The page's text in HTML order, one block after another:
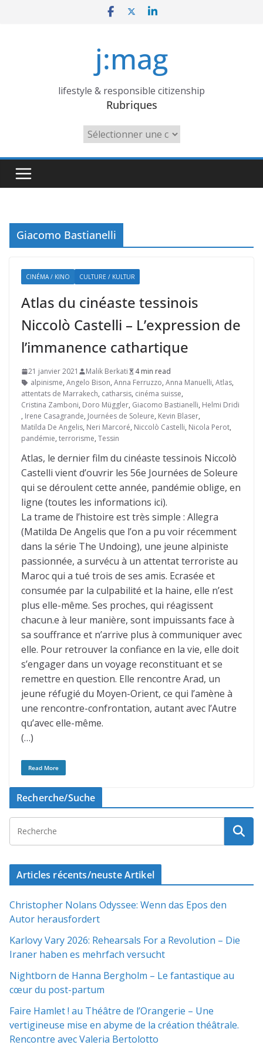
j:mag
lifestyle & responsible citizenship
Rubriques
Rubriques
Giacomo Bastianelli
CINÉMA / KINO CULTURE / KULTUR
Atlas du cinéaste tessinois
Niccolò Castelli – L’expression de
l’immanence cathartique
21 janvier 2021 Malik Berkati
4 min read
alpinisme, Angelo Bison, Anna Ferruzzo, Anna Manuelli, Atlas,
attentats de Marrakech, catharsis, cinéma suisse,
Cristina Zamboni, Doro Müggler, Giacomo Bastianelli, Helmi Dridi
, Irene Casagrande, Journées de Soleure, Kevin Blaser,
Matilda De Angelis, Neri Marcoré, Niccolò Castelli, Nicola Perot,
pandémie, terrorisme, Tessin
Atlas, le dernier film du cinéaste tessinois Niccolò
Castelli vient d’ouvrir les 56e Journées de Soleure
qui se déroulent cette année, pandémie oblige, en
ligne (toutes les informations ici).
La trame de l’histoire est très simple : Allegra
(Matilda De Angelis que l’on a pu voir récemment
dans la série The Undoing), une jeune alpiniste
passionnée, a survécu à un attentat terroriste au
Maroc qui a tué trois de ses amis. Ecrasée et
consumée par la culpabilité et la haine, elle n’est
plus elle-même. Ses proches, qui réagissent
chacun.e à leur manière, sont impuissants face à
sa souffrance et n’arrive plus à communiquer avec
elle. Pour retrouver la confiance en la vie, elle doit
s’engager dans un voyage reconstituant et se
remettre en question. Elle rencontre Arad, un
jeune réfugié du Moyen-Orient, ce qui l’amène à
une rencontre-confrontation, autant avec l’Autre
qu’avec elle-même.
(…)
Read More
Recherche/Suche
Articles récents/neuste Artikel
Christopher Nolans Odyssee: Wenn das Epos den
Autor herausfordert
Karlovy Vary 2026: Rehearsals For a Revolution – Die
Iraner haben es mehrfach versucht
Nightborn de Hanna Bergholm – Le fantastique au
cœur du post-partum
Faire Hamlet ! au Théâtre de l’Orangerie – Une
vertigineuse mise en abyme de la création théâtrale.
Rencontre avec Valeria Bertolotto